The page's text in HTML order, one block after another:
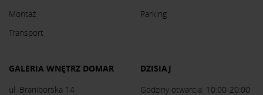
Montaż
Transport
Parking
GALERIA WNĘTRZ DOMAR
ul. Braniborska 14
DZISIAJ
Godziny otwarcia: 10:00-20:00